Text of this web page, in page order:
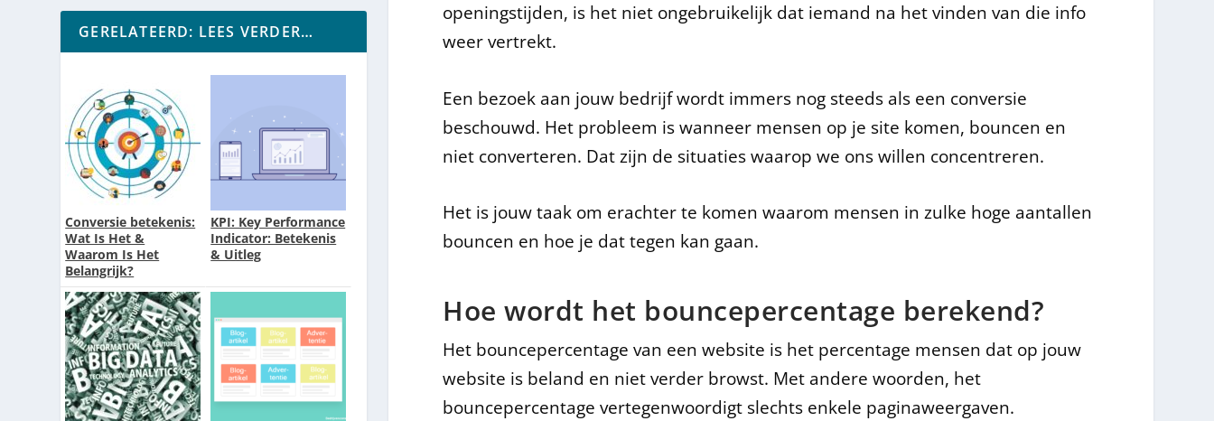
openingstijden, is het niet ongebruikelijk dat iemand na het vinden van die info
weer vertrekt.
Een bezoek aan jouw bedrijf wordt immers nog steeds als een conversie
beschouwd. Het probleem is wanneer mensen op je site komen, bouncen en
niet converteren. Dat zijn de situaties waarop we ons willen concentreren.
Het is jouw taak om erachter te komen waarom mensen in zulke hoge aantallen
bouncen en hoe je dat tegen kan gaan.
Hoe wordt het bouncepercentage berekend?
Het bouncepercentage van een website is het percentage mensen dat op jouw
website is beland en niet verder browst. Met andere woorden, het
bouncepercentage vertegenwoordigt slechts enkele paginaweergaven.
GERELATEERD: LEES VERDER…
Conversie betekenis:
Wat Is Het &
Waarom Is Het
Belangrijk?
KPI: Key Performance
Indicator: Betekenis
& Uitleg